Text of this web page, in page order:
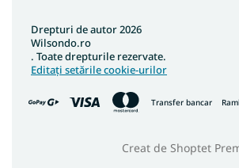
Transfer bancar
Creat de Shoptet
Drepturi de autor 2026
Wilsondo.ro
. Toate drepturile rezervate.
Editați setările cookie-urilor